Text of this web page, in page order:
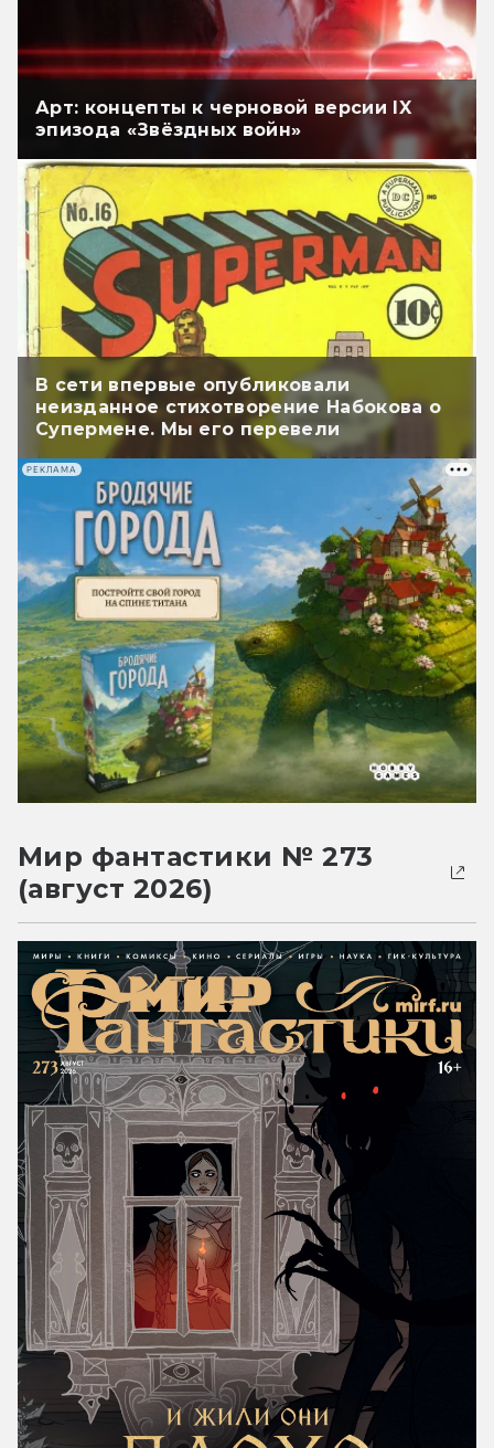
Арт: концепты к черновой версии IX
эпизода «Звёздных войн»
В сети впервые опубликовали
неизданное стихотворение Набокова о
Супермене. Мы его перевели
РЕКЛАМА
Мир фантастики № 273
(август 2026)